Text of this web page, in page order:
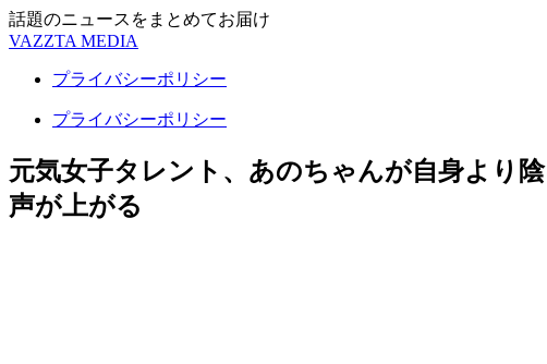
話題のニュースをまとめてお届け
VAZZTA MEDIA
プライバシーポリシー
プライバシーポリシー
元気女子タレント、あのちゃんが自身より
声が上がる